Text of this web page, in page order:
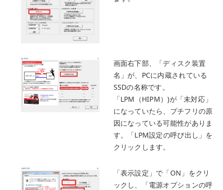
画面右下部、「ディスク装置
名」が、PCに内蔵されている
SSDの名称です。
「LPM（HIPM）)が「未対応」
になっていたら、プチフリの原
因になっている可能性がありま
す。「LPM設定の呼び出し」を
クリックします。
「表示設定」で「ON」をクリ
ックし、「電源オプションの呼